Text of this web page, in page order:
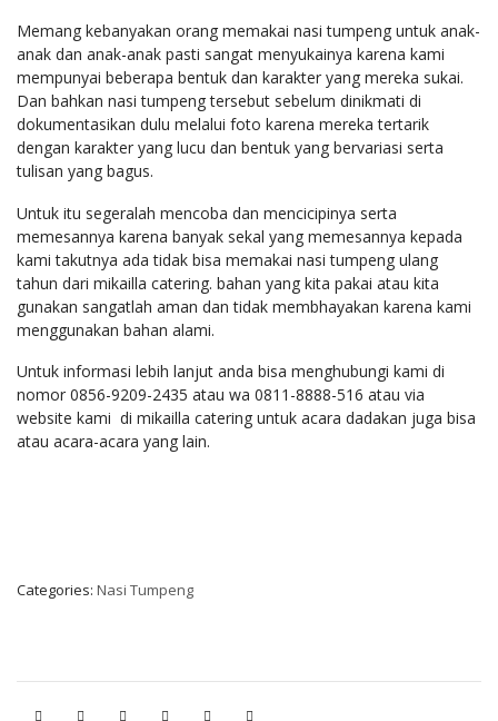
Memang kebanyakan orang memakai nasi tumpeng untuk anak-
anak dan anak-anak pasti sangat menyukainya karena kami
mempunyai beberapa bentuk dan karakter yang mereka sukai.
Dan bahkan nasi tumpeng tersebut sebelum dinikmati di
dokumentasikan dulu melalui foto karena mereka tertarik
dengan karakter yang lucu dan bentuk yang bervariasi serta
tulisan yang bagus.
Untuk itu segeralah mencoba dan mencicipinya serta
memesannya karena banyak sekal yang memesannya kepada
kami takutnya ada tidak bisa memakai nasi tumpeng ulang
tahun dari mikailla catering. bahan yang kita pakai atau kita
gunakan sangatlah aman dan tidak membhayakan karena kami
menggunakan bahan alami.
Untuk informasi lebih lanjut anda bisa menghubungi kami di
nomor 0856-9209-2435 atau wa 0811-8888-516 atau via
website kami di mikailla catering untuk acara dadakan juga bisa
atau acara-acara yang lain.
Categories: Nasi Tumpeng